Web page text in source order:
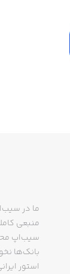
ما در
منبعی
سیب‌اپ
بانک‌ها
استور